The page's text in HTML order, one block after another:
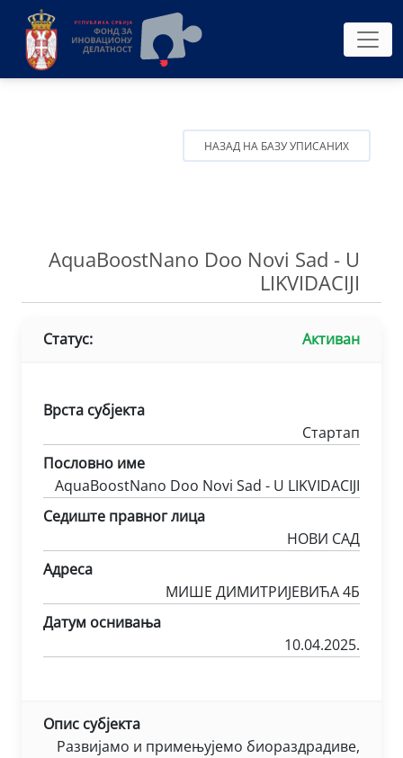
НАЗАД НА БАЗУ УПИСАНИХ
AquaBoostNano Doo Novi Sad - U
LIKVIDACIJI
Статус: Активан
Врста субјекта
Стартап
Пословно име
AquaBoostNano Doo Novi Sad - U LIKVIDACIJI
Седиште правног лица
НОВИ САД
Адреса
МИШЕ ДИМИТРИЈЕВИЋА 4Б
Датум оснивања
10.04.2025.
Опис субјекта
Развијамо и примењујемо биораздрадивe,